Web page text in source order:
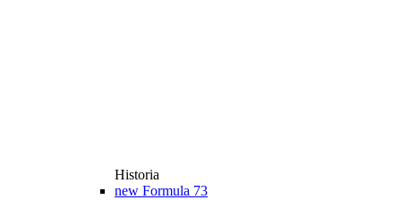
Historia
new Formula 73